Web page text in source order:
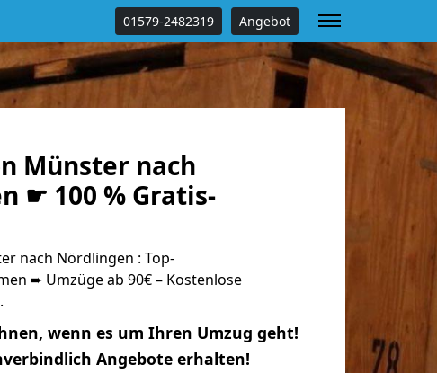
01579-2482319 Angebot
Münster nach
☛ 100 % Gratis-
nach Nördlingen : Top-
➨ Umzüge ab 90€ – Kostenlose
wenn es um Ihren Umzug geht!
Angebote erhalten!